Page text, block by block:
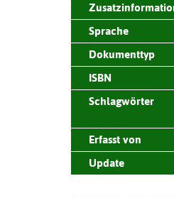
Sprache
Dokumenttyp
ISBN
Schlagwörter
Erfasst von
Update